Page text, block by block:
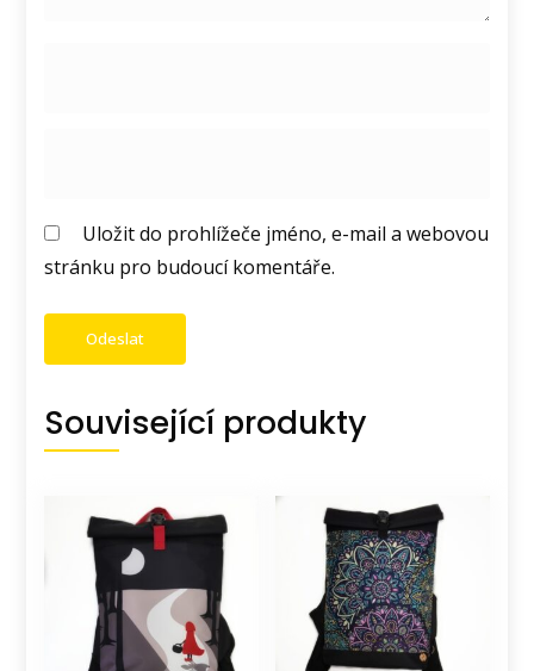
Uložit do prohlížeče jméno, e-mail a webovou
stránku pro budoucí komentáře.
Související produkty